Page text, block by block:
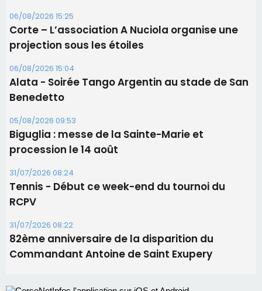
05/08/2026 09:53
Biguglia : messe de la Sainte-Marie et
procession le 14 août
31/07/2026 08:24
Tennis - Début ce week-end du tournoi du
RCPV
31/07/2026 08:22
82ème anniversaire de la disparition du
Commandant Antoine de Saint Exupery
Les plus lus
Satine Nomary est la nouvelle Miss Corse 2026
Éclipse du 12 août : la Corse aux premières loges
d'un spectacle qui ne reviendra pas avant 2081